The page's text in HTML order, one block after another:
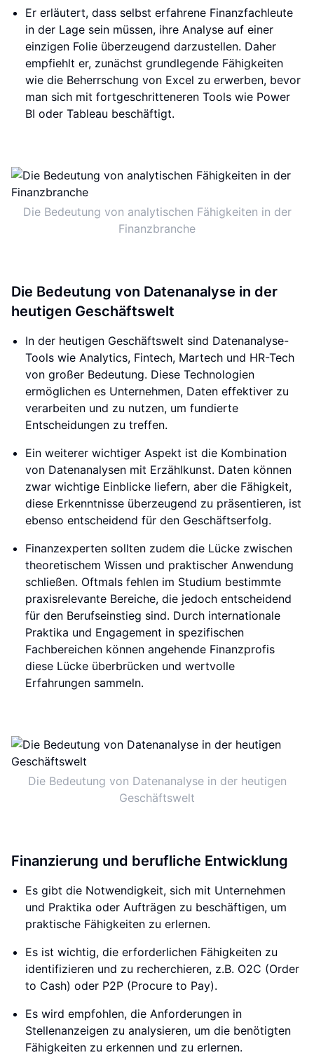
Er erläutert, dass selbst erfahrene Finanzfachleute
in der Lage sein müssen, ihre Analyse auf einer
einzigen Folie überzeugend darzustellen. Daher
empfiehlt er, zunächst grundlegende Fähigkeiten
wie die Beherrschung von Excel zu erwerben, bevor
man sich mit fortgeschritteneren Tools wie Power
BI oder Tableau beschäftigt.
Die Bedeutung von analytischen Fähigkeiten in der
Finanzbranche
Die Bedeutung von Datenanalyse in der
heutigen Geschäftswelt
In der heutigen Geschäftswelt sind Datenanalyse-
Tools wie Analytics, Fintech, Martech und HR-Tech
von großer Bedeutung. Diese Technologien
ermöglichen es Unternehmen, Daten effektiver zu
verarbeiten und zu nutzen, um fundierte
Entscheidungen zu treffen.
Ein weiterer wichtiger Aspekt ist die Kombination
von Datenanalysen mit Erzählkunst. Daten können
zwar wichtige Einblicke liefern, aber die Fähigkeit,
diese Erkenntnisse überzeugend zu präsentieren, ist
ebenso entscheidend für den Geschäftserfolg.
Finanzexperten sollten zudem die Lücke zwischen
theoretischem Wissen und praktischer Anwendung
schließen. Oftmals fehlen im Studium bestimmte
praxisrelevante Bereiche, die jedoch entscheidend
für den Berufseinstieg sind. Durch internationale
Praktika und Engagement in spezifischen
Fachbereichen können angehende Finanzprofis
diese Lücke überbrücken und wertvolle
Erfahrungen sammeln.
Die Bedeutung von Datenanalyse in der heutigen
Geschäftswelt
Finanzierung und berufliche Entwicklung
Es gibt die Notwendigkeit, sich mit Unternehmen
und Praktika oder Aufträgen zu beschäftigen, um
praktische Fähigkeiten zu erlernen.
Es ist wichtig, die erforderlichen Fähigkeiten zu
identifizieren und zu recherchieren, z.B. O2C (Order
to Cash) oder P2P (Procure to Pay).
Es wird empfohlen, die Anforderungen in
Stellenanzeigen zu analysieren, um die benötigten
Fähigkeiten zu erkennen und zu erlernen.